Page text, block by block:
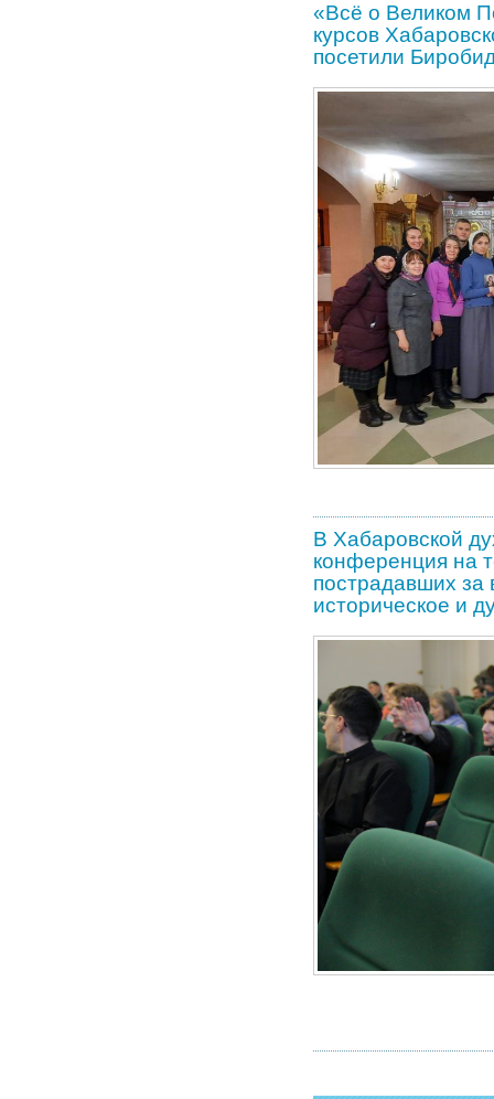
«Всё о Великом
курсов
посетили
В Хабаровской
конференция на
пострадавших за
историческое и